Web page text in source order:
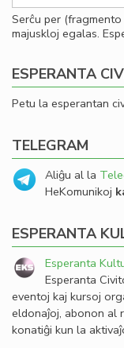
Serĉu per
majuskloj egalas.
ESPERANTA
Petu la esperantan
TELEGRAM
Aliĝu al la
HeKomunikoj
ESPERANTA
Esperanta
Esperanta
eventoj kaj kursoj
eldonaĵoj, abonon al
konatiĝi kun la